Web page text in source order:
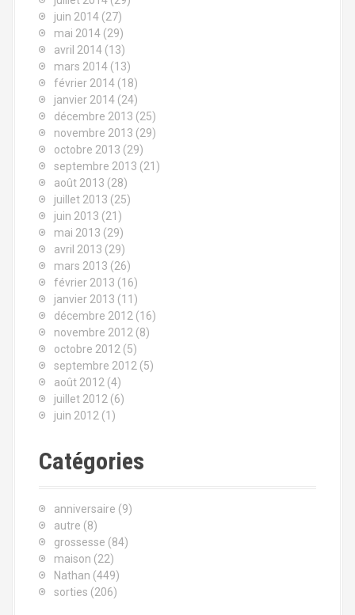
juin 2014 (27)
mai 2014 (29)
avril 2014 (13)
mars 2014 (13)
février 2014 (18)
janvier 2014 (24)
décembre 2013 (25)
novembre 2013 (29)
octobre 2013 (29)
septembre 2013 (21)
août 2013 (28)
juillet 2013 (25)
juin 2013 (21)
mai 2013 (29)
avril 2013 (29)
mars 2013 (26)
février 2013 (16)
janvier 2013 (11)
décembre 2012 (16)
novembre 2012 (8)
octobre 2012 (5)
septembre 2012 (5)
août 2012 (4)
juillet 2012 (6)
juin 2012 (1)
Catégories
anniversaire (9)
autre (8)
grossesse (84)
maison (22)
Nathan (449)
sorties (206)